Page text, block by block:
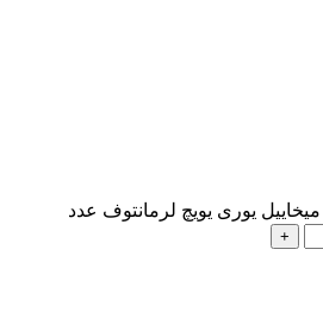
یوری یویچ لرمانتوف عدد
+